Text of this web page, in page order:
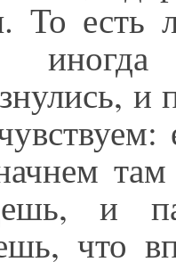
То есть
и
что